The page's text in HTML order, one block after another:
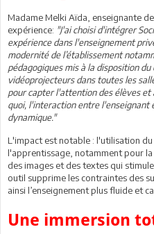
Madame Melki Aïda, enseignante
expérience: "J'ai choisi d'intégrer
expérience dans l'enseignement
modernité de l’établissement
pédagogiques mis à la disposition
vidéoprojecteurs dans toutes les
pour capter l'attention des élèves
quoi, l'interaction entre l'enseignant
dynamique."
L'impact est notable : l'utilisation
l'apprentissage, notamment pour
des images et des textes qui
outil supprime les contraintes des
ainsi l’enseignement plus fluide et
Une immersion